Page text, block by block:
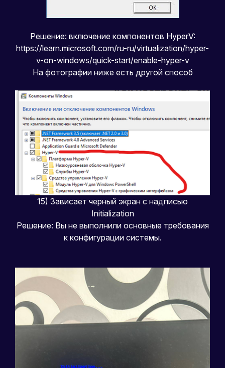
Решение: включение компонентов HyperV:
https://learn.microsoft.com/ru-ru/virtualization/hyper-
v-on-windows/quick-start/enable-hyper-v
На фотографии ниже есть другой способ
15) Зависает черный экран с надписью
Initialization
Решение: Вы не выполнили основные требования
к конфигурации системы.